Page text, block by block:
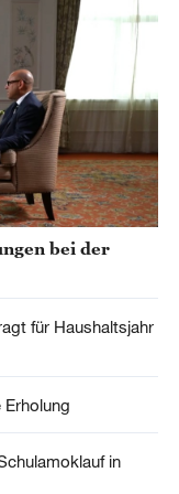
bei der
für Haushaltsjahr
in